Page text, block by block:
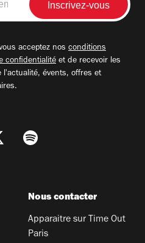
acceptez nos conditions
confidentialité et de recevoir les
l'actualité, évents, offres et
Nous contacter
Apparaitre sur Time Out
Paris